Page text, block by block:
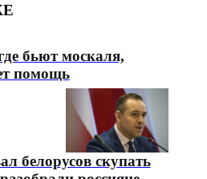
бьют москаля,
помощь
белорусов скупать